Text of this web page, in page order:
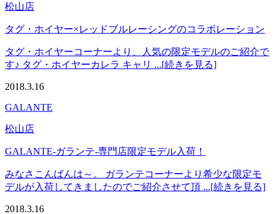
松山店
タグ・ホイヤー×レッドブルレーシングのコラボレーション
タグ・ホイヤーコーナーより、人気の限定モデルのご紹介で
す♪ タグ・ホイヤーカレラ キャリ ...[続きを見る]
2018.3.16
GALANTE
松山店
GALANTE-ガランテ-専門店限定モデル入荷！
みなさこんばんは～。 ガランテコーナーより希少な限定モ
デルが入荷してきましたのでご紹介させて頂 ...[続きを見る]
2018.3.16